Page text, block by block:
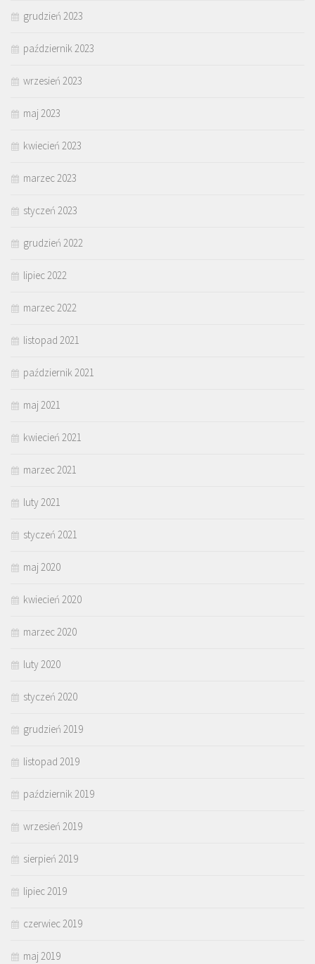
grudzień 2023
październik 2023
wrzesień 2023
maj 2023
kwiecień 2023
marzec 2023
styczeń 2023
grudzień 2022
lipiec 2022
marzec 2022
listopad 2021
październik 2021
maj 2021
kwiecień 2021
marzec 2021
luty 2021
styczeń 2021
maj 2020
kwiecień 2020
marzec 2020
luty 2020
styczeń 2020
grudzień 2019
listopad 2019
październik 2019
wrzesień 2019
sierpień 2019
lipiec 2019
czerwiec 2019
maj 2019